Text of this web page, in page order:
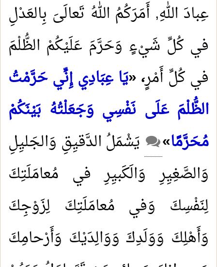
عِبادَ اللهِ, أَمَرَكُمُ اللهُ تَعالَىَ بِالعَدْلِ
في كُلِّ شَيْءٍ وَحَرَّمَ عَلَيْكُمْ الظُّلْمَ
في كُلِّ أَمْرٍ، «يَا عِبَادِي إِنِّي حَرَّمْتُ
الظُّلْمَ عَلَى نَفْسِي وَجَعَلْتُهُ بَيْنَكُمْ
مُحَرَّمًا»
يَشْمَلُ الدَّقيِقِ وَالجَليِلِ
وَالصَّغِيِرِ وَالَكَبيِرِ في مُعامَلَتِكَ
لِنَفْسِكَ وَفي مُعامَلَتِكَ لِزَوْجِكَ
وَأَهْلِكَ وَوَلَدِكَ وَوَالِدَيْكَ وَأَرْحامِكَ